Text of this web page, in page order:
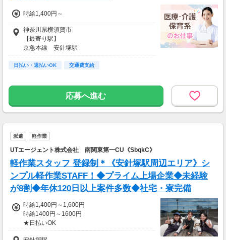
時給1,400円～
神奈川県横須賀市
【最寄り駅】
京急本線 安針塚駅
【アクセス】
京急本線「安針塚駅」より徒歩12分
日払い・週払いOK 交通費支給
応募へ進む
派遣 軽作業
UTエージェント株式会社 南関東第一CU《SbqkC》
軽作業スタッフ 登録制＊《安針塚駅周辺エリア》シ
ンプル軽作業STAFF！◆プライム上場企業◆未経験
が8割◆年休120日以上案件多数◆社宅・寮完備
時給1,400円～1,600円
時給1400円～1600円
★日払いOK